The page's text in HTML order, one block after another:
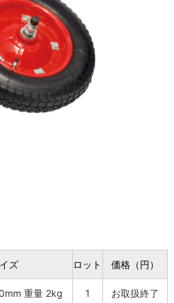
ズ ロット 価格（円）
重量 2kg 1 お取扱終了